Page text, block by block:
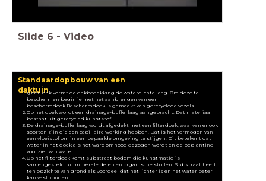
Slide 6 - Video
Standaardopbouw van een
daktuin
ij een dak vormt de dakbedekking de waterdichte laag. Om deze te
beschermen begin je met het aanbrengen van een
beschermdoek. Beschermdoek is gemaakt van gerecyclede vezels.
Op het doek wordt een drainage-bufferlaag aangebracht. Dat materiaal
bestaat uit gerecycled kunststof.
De drainage-bufferlaag wordt afgedekt met een filterdoek, waarvan er ook
soorten zijn die een capillaire werking hebben. Dat is het vermogen van
een vloeistof om in een bepaalde omgeving te stijgen. Dit betekent dat
water in het doek als het ware omhoog gezogen wordt en de beplanting
voorziet van water.
Op het filterdoek komt substraat bodem die kunstmatig is
samengesteld uit minerale delen en organische stoffen. Substraat heeft
ten opzichte van grond als voordeel dat het lichter is en het water beter
kan vasthouden.